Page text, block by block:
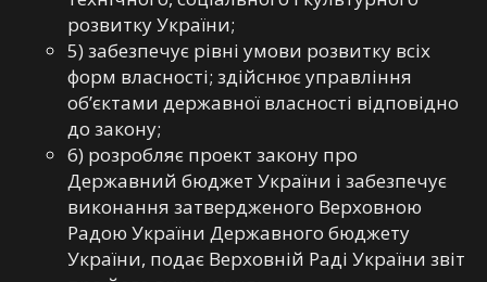
розвитку України;
5) забезпечує рівні умови розвитку всіх
форм власності; здійснює управління
об’єктами державної власності відповідно
до закону;
6) розробляє проект закону про
Державний бюджет України і забезпечує
виконання затвердженого Верховною
Радою України Державного бюджету
України, подає Верховній Раді України звіт